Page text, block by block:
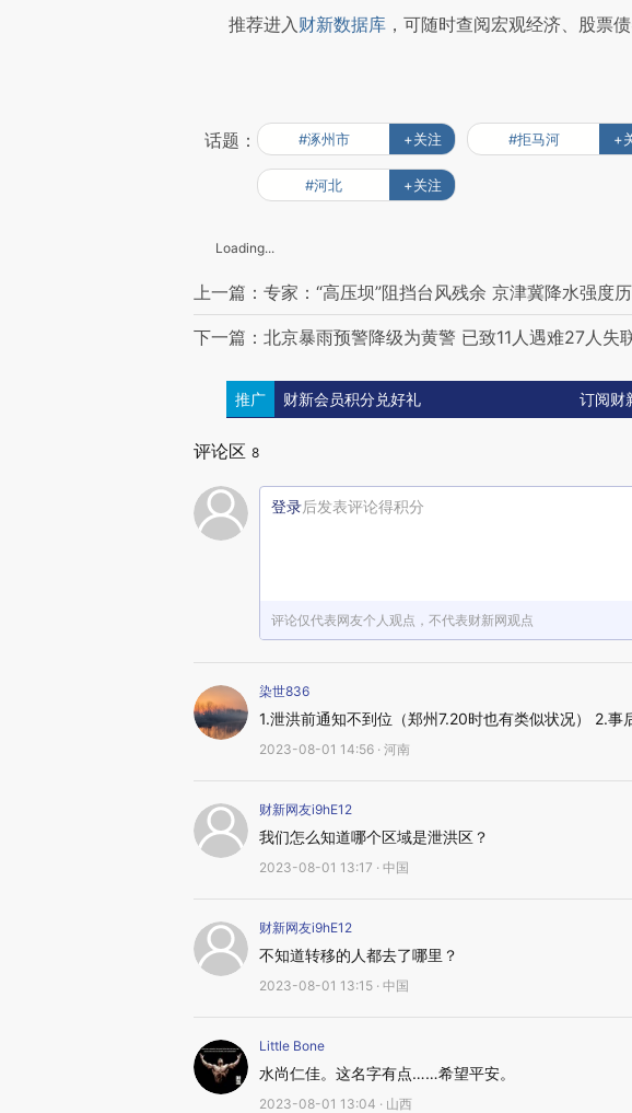
推荐进入财新数据库 ，可随时查阅宏观经济、股票
话题： #涿州市 +关注 #拒马河 +
#河北 +关注
Loading...
上一篇：专家：“高压坝”阻挡台风残余 京津冀降水强度
下一篇：北京暴雨预警降级为黄警 已致11人遇难27人失
推广 财新会员积分兑好礼 订阅财
评论区 8
登录后发表评论得积分
评论仅代表网友个人观点，不代表财新网观点
染世836
1.泄洪前通知不到位（郑州7.20时也有类似状况） 2.事
2023-08-01 14:56 · 河南
财新网友i9hE12
我们怎么知道哪个区域是泄洪区？
2023-08-01 13:17 · 中国
财新网友i9hE12
不知道转移的人都去了哪里？
2023-08-01 13:15 · 中国
Little Bone
水尚仁佳。这名字有点……希望平安。
2023-08-01 13:04 · 山西